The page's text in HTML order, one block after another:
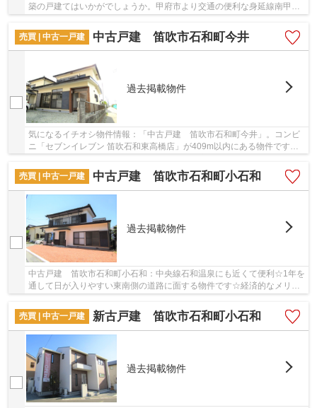
築の戸建てはいかがでしょうか。甲府市より交通の便利な身延線南甲府
周辺の一戸建てはいかがでしょうか。ご予約はs...
売買 | 中古一戸建
中古戸建 笛吹市石和町今井
過去掲載物件
気になるイチオシ物件情報：「中古戸建 笛吹市石和町今井」。コンビ
ニ「セブンイレブン 笛吹石和東高橋店」が409m以内にある物件です。
売買 | 中古一戸建
中古戸建 笛吹市石和町小石和
過去掲載物件
中古戸建 笛吹市石和町小石和：中央線石和温泉にも近くて便利☆1年を
通して日が入りやすい東南側の道路に面する物件です☆経済的なメリッ
売買 | 中古一戸建
新古戸建 笛吹市石和町小石和
過去掲載物件